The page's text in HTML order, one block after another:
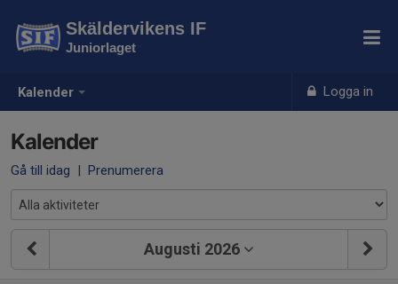
Kalender Logga in
Skäldervikens IF
Juniorlaget
Kalender
Gå till idag | Prenumerera
Augusti 2026